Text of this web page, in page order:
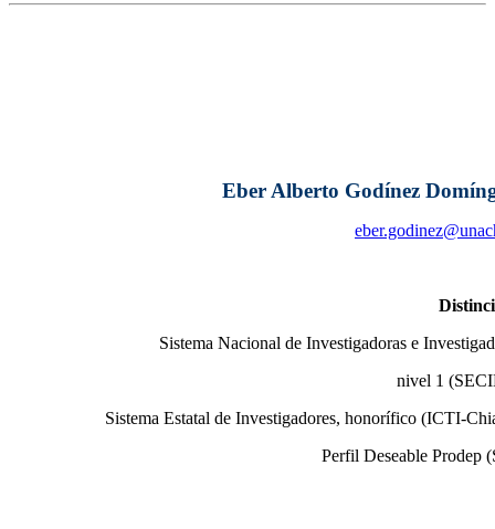
Eber Alberto Godínez
Sistema Nacional de Investigadoras e
nivel 1
Sistema Estatal de Investigadores, honorífico (ICTI-
Perfil Deseable Prodep